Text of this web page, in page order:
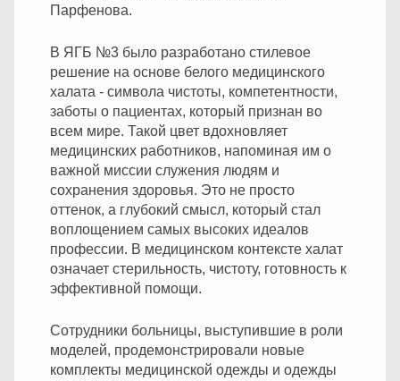
Парфенова.
В ЯГБ №3 было разработано стилевое
решение на основе белого медицинского
халата - символа чистоты, компетентности,
заботы о пациентах, который признан во
всем мире. Такой цвет вдохновляет
медицинских работников, напоминая им о
важной миссии служения людям и
сохранения здоровья. Это не просто
оттенок, а глубокий смысл, который стал
воплощением самых высоких идеалов
профессии. В медицинском контексте халат
означает стерильность, чистоту, готовность к
эффективной помощи.
Сотрудники больницы, выступившие в роли
моделей, продемонстрировали новые
комплекты медицинской одежды и одежды